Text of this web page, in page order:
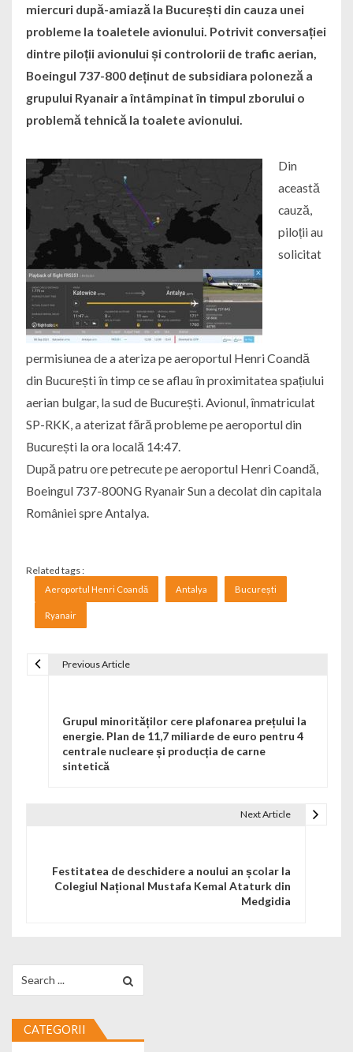
miercuri după-amiază la București din cauza unei
probleme la toaletele avionului. Potrivit conversației
dintre piloții avionului și controlorii de trafic aerian,
Boeingul 737-800 deținut de subsidiara poloneză a
grupului Ryanair a întâmpinat în timpul zborului o
problemă tehnică la toalete avionului.
Din
această
cauză,
piloții au
solicitat
permisiunea de a ateriza pe aeroportul Henri Coandă
din București în timp ce se aflau în proximitatea spațiului
aerian bulgar, la sud de București. Avionul, înmatriculat
SP-RKK, a aterizat fără probleme pe aeroportul din
București la ora locală 14:47.
După patru ore petrecute pe aeroportul Henri Coandă,
Boeingul 737-800NG Ryanair Sun a decolat din capitala
României spre Antalya.
Related tags :
Aeroportul Henri Coandă Antalya București
Ryanair
Previous Article
Grupul minorităților cere plafonarea prețului la
energie. Plan de 11,7 miliarde de euro pentru 4
centrale nucleare și producția de carne
sintetică
Next Article
Festitatea de deschidere a noului an școlar la
Colegiul Național Mustafa Kemal Ataturk din
Medgidia
CATEGORII